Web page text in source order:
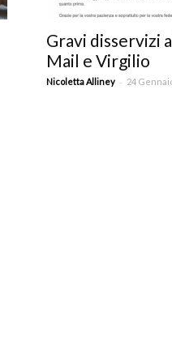
Gravi disservizi
Mail e Virgilio
Nicoletta Alliney - 24